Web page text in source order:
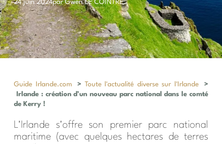
24 juin 2024par Gwen LE COINTRE
Guide Irlande.com > Toute l'actualité diverse sur l'Irlande
>
Irlande : création d’un nouveau parc national dans le comté
de Kerry !
L'Irlande s'offre son premier parc national
maritime (avec quelques hectares de terres